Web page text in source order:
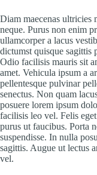
Diam maecenas ultricies
neque. Purus non enim
ullamcorper a lacus
dictumst quisque sagittis
Odio facilisis mauris sit
amet. Vehicula ipsum a
pellentesque pulvinar
senectus. Non quam
posuere lorem ipsum
facilisis leo vel. Felis
purus ut faucibus. Porta
suspendisse. In nulla
sagittis. Augue ut lectus
vel.